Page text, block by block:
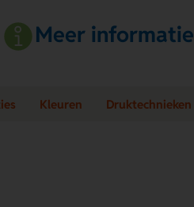
Meer informatie
Kleuren Druktechnieken